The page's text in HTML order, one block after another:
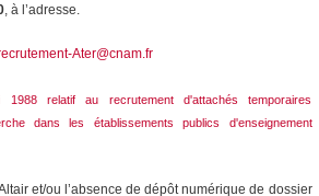
, à l’adresse.
Ater@cnam.fr
relatif au recrutement d'attachés temporaires
dans les établissements publics d'enseignement
et/ou l’absence de dépôt numérique de dossier